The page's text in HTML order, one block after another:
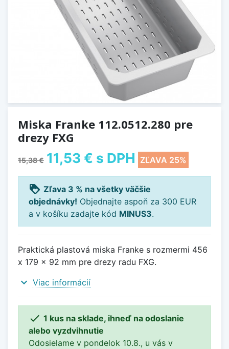
Miska Franke 112.0512.280 pre
drezy FXG
15,38 € 11,53 € s DPH ZĽAVA 25%
loyalty Zľava 3 % na všetky väčšie
objednávky! Objednajte aspoň za 300 EUR
a v košíku zadajte kód MINUS3.
Praktická plastová miska Franke s rozmermi 456
x 179 x 92 mm pre drezy radu FXG.
expand_more Viac informácií
 1 kus na sklade, ihneď na odoslanie
alebo vyzdvihnutie
Odosielame v pondelok 10.8., u vás v